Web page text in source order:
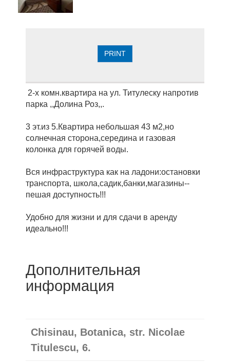
PRINT
2-х комн.квартира на ул. Титулеску напротив
парка ,,Долина Роз,,.
3 эт.из 5.Квартира небольшая 43 м2,но
солнечная сторона,середина и газовая
колонка для горячей воды.
Вся инфраструктура как на ладони:остановки
транспорта, школа,садик,банки,магазины--
пешая доступность!!!
Удобно для жизни и для сдачи в аренду
идеально!!!
Дополнительная
информация
Chisinau, Botanica, str. Nicolae
Titulescu, 6.